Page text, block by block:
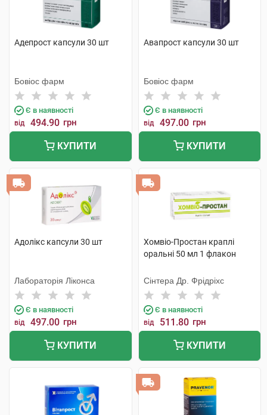
Адепрост капсули 30 шт
Бовіос фарм
Є в наявності
від 494.90 грн
КУПИТИ
Авапрост капсули 30 шт
Бовіос фарм
Є в наявності
від 497.00 грн
КУПИТИ
Адолікс капсули 30 шт
Лабораторія Ліконса
Є в наявності
від 497.00 грн
КУПИТИ
Хомвіо-Простан краплі
оральні 50 мл 1 флакон
Сінтера Др. Фрідріхс
Є в наявності
від 511.80 грн
КУПИТИ